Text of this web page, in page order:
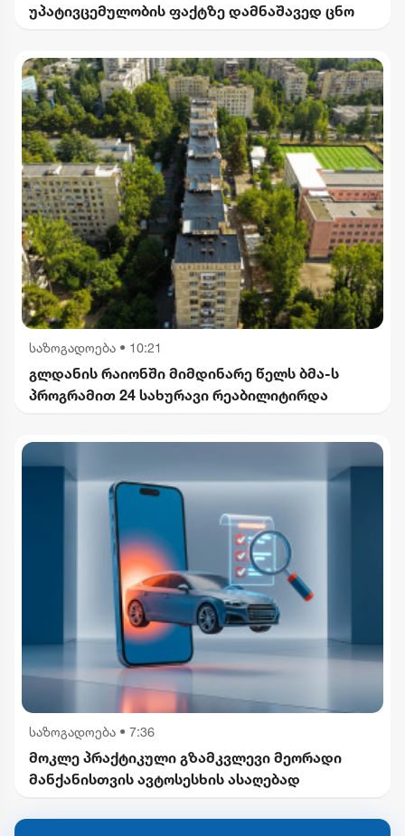
უპატივცემულობის ფაქტზე დამნაშავედ ცნო
საზოგადოება • 10:21
გლდანის რაიონში მიმდინარე წელს ბმა-ს
პროგრამით 24 სახურავი რეაბილიტირდა
საზოგადოება • 7:36
მოკლე პრაქტიკული გზამკვლევი მეორადი
მანქანისთვის ავტოსესხის ასაღებად